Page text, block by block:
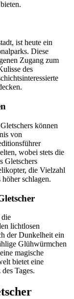
ist heute ein
Diese
Zugang zum
des
können
von
wobei stets die
Gletschers
die Vielzahl
schlagen.
die
lichtlosen
der Dunkelheit ein
Glühwürmchen
magische
bietet eine
Tages.